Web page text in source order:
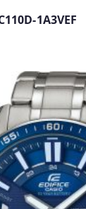
1A3VEF